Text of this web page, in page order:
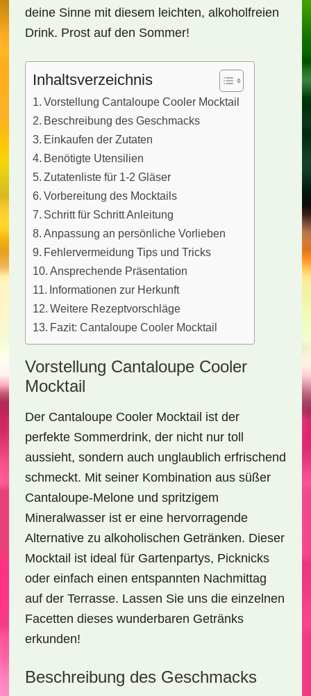
deine Sinne mit diesem leichten, alkoholfreien
Drink. Prost auf den Sommer!
Inhaltsverzeichnis
Vorstellung Cantaloupe Cooler Mocktail
Beschreibung des Geschmacks
Einkaufen der Zutaten
Benötigte Utensilien
Zutatenliste für 1-2 Gläser
Vorbereitung des Mocktails
Schritt für Schritt Anleitung
Anpassung an persönliche Vorlieben
Fehlervermeidung Tips und Tricks
Ansprechende Präsentation
Informationen zur Herkunft
Weitere Rezeptvorschläge
Fazit: Cantaloupe Cooler Mocktail
Vorstellung Cantaloupe Cooler
Mocktail
Der Cantaloupe Cooler Mocktail ist der
perfekte Sommerdrink, der nicht nur toll
aussieht, sondern auch unglaublich erfrischend
schmeckt. Mit seiner Kombination aus süßer
Cantaloupe-Melone und spritzigem
Mineralwasser ist er eine hervorragende
Alternative zu alkoholischen Getränken. Dieser
Mocktail ist ideal für Gartenpartys, Picknicks
oder einfach einen entspannten Nachmittag
auf der Terrasse. Lassen Sie uns die einzelnen
Facetten dieses wunderbaren Getränks
erkunden!
Beschreibung des Geschmacks